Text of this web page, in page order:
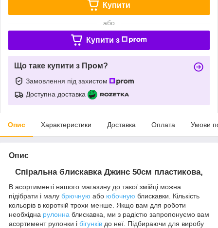
Купити
або
Купити з
Що таке купити з Пром?
Замовлення під захистом
Доступна доставка
Опис Характеристики Доставка Оплата Умови
Опис
Спіральна блискавка Джинс 50см пластикова,
В асортименті нашого магазину до такої змійці можна
підібрати і малу брючную або юбочную блискавки. Кількість
кольорів в короткій трохи менше. Якщо вам для роботи
необхідна рулонна блискавка, ми з радістю запропонуємо вам
асортимент рулонки і бігунків до неї. Підбираючи для виробу